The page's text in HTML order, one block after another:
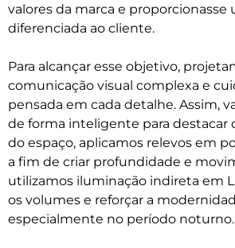
valores da marca e proporcionasse
diferenciada ao cliente.
Para alcançar esse objetivo,
comunicação visual complexa e
pensada em cada detalhe. Assim,
de forma inteligente para destacar
do espaço, aplicamos relevos em
a fim de criar profundidade e
utilizamos iluminação indireta em
os volumes e reforçar a
especialmente no período noturno.